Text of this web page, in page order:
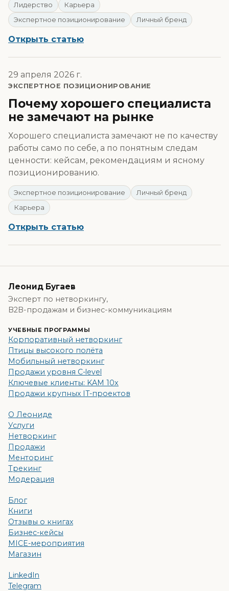
Лидерство
Карьера
Экспертное позиционирование
Личный бренд
Открыть статью
29 апреля 2026 г.
ЭКСПЕРТНОЕ ПОЗИЦИОНИРОВАНИЕ
Почему хорошего специалиста
не замечают на рынке
Хорошего специалиста замечают не по качеству
работы само по себе, а по понятным следам
ценности: кейсам, рекомендациям и ясному
позиционированию.
Экспертное позиционирование
Личный бренд
Карьера
Открыть статью
Леонид Бугаев
Эксперт по нетворкингу,
B2B-продажам и бизнес-коммуникациям
УЧЕБНЫЕ ПРОГРАММЫ
Корпоративный нетворкинг
Птицы высокого полёта
Мобильный нетворкинг
Продажи уровня C-level
Ключевые клиенты: KAM 10x
Продажи крупных IT-проектов
О Леониде
Услуги
Нетворкинг
Продажи
Менторинг
Трекинг
Модерация
Блог
Книги
Отзывы о книгах
Бизнес-кейсы
MICE-мероприятия
Магазин
LinkedIn
Telegram